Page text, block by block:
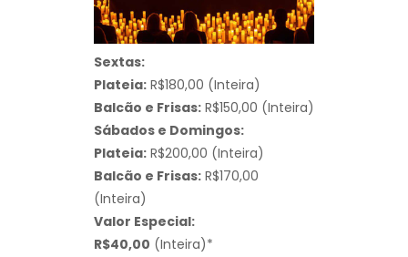
Sextas:
Plateia: R$180,00 (Inteira)
Balcão e Frisas: R$150,00 (Inteira)
Sábados e Domingos:
Plateia: R$200,00 (Inteira)
Balcão e Frisas: R$170,00
(Inteira)
Valor Especial:
R$40,00 (Inteira)*